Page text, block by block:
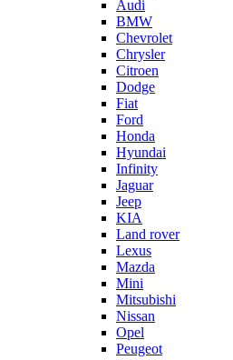
Audi
BMW
Chevrolet
Chrysler
Citroen
Dodge
Fiat
Ford
Honda
Hyundai
Infinity
Jaguar
Jeep
KIA
Land rover
Lexus
Mazda
Mini
Mitsubishi
Nissan
Opel
Peugeot